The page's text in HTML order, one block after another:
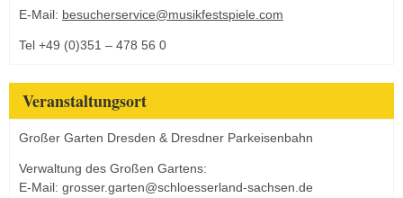
E-Mail: besucherservice@musikfestspiele.com
Tel +49 (0)351 – 478 56 0
Veranstaltungsort
Großer Garten Dresden & Dresdner Parkeisenbahn
Verwaltung des Großen Gartens:
E-Mail: grosser.garten@schloesserland-sachsen.de